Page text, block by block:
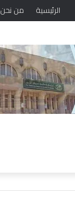
الرئيسية من نحن